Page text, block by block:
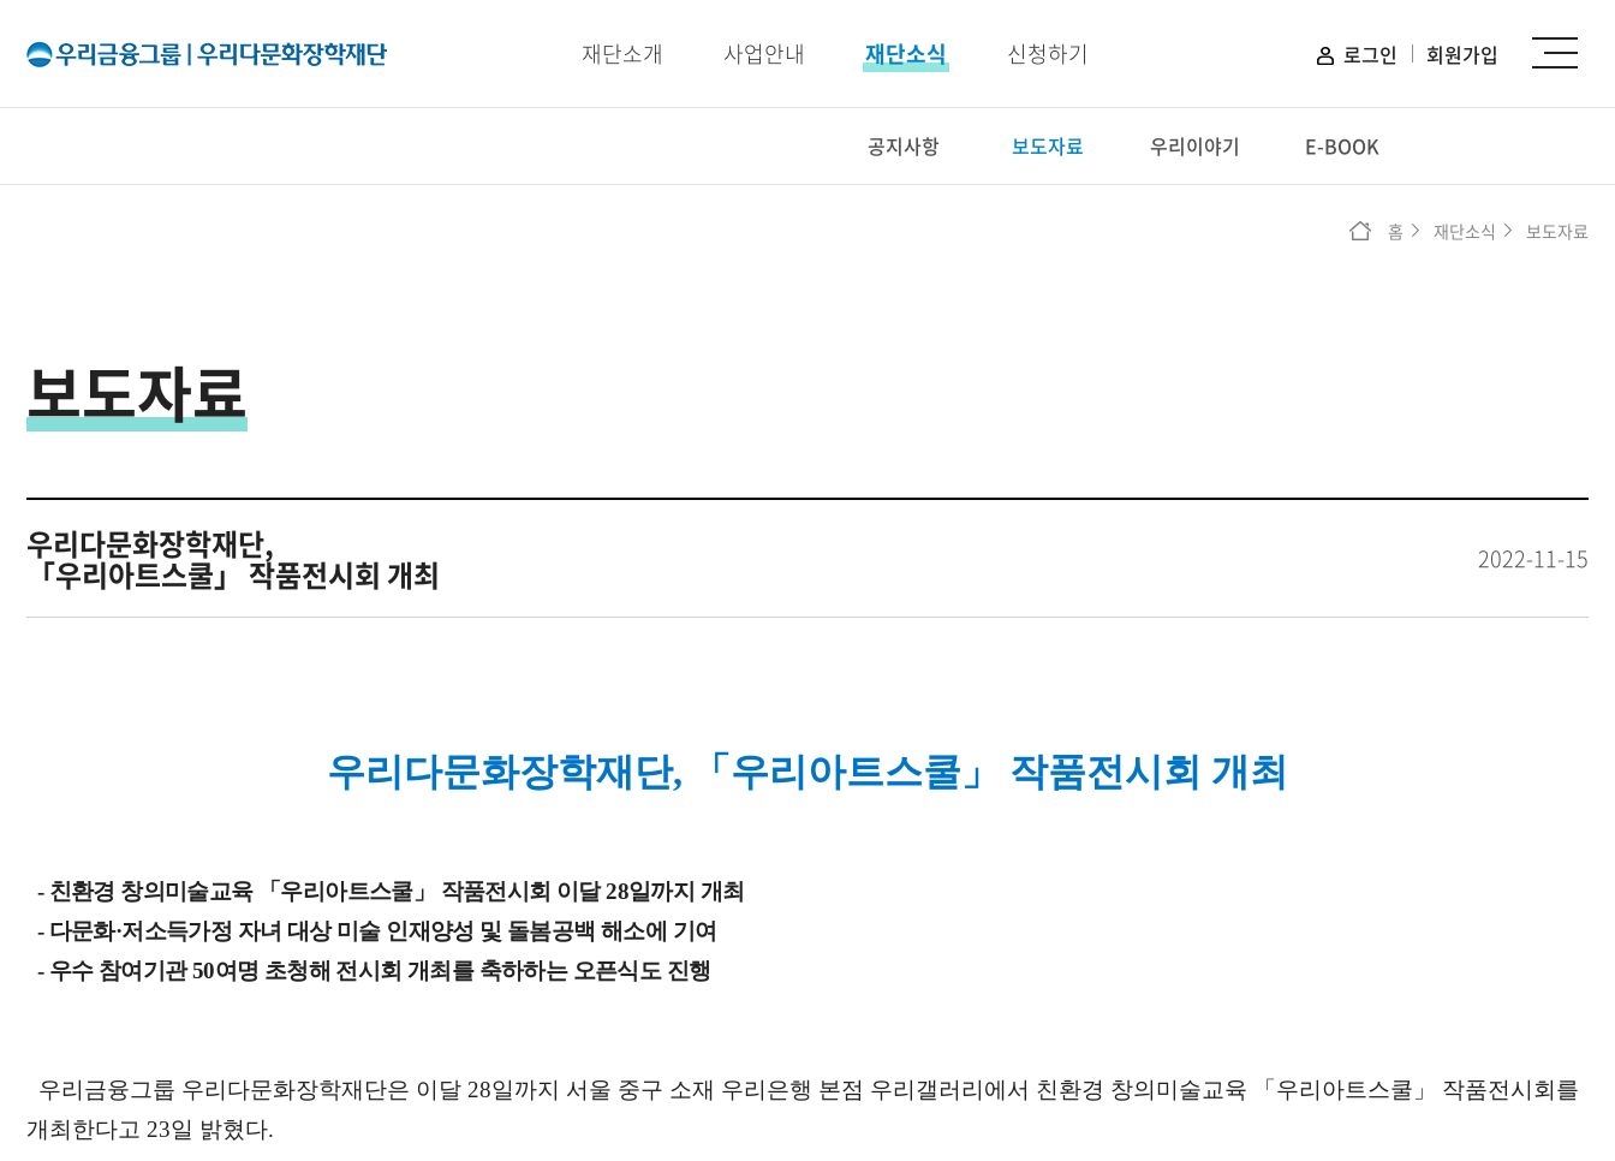
재단소개 사업안내 재단소식 신청하기 로그인 회원가입
오시는길
공지사항 보도자료 우리이야기 E-BOOK
홈 재단소식 보도자료
보도자료
우리다문화장학재단,
「우리아트스쿨」 작품전시회 개최 2022-11-15
우리다문화장학재단, 「우리아트스쿨」 작품전시회 개최
- 친환경 창의미술교육 「우리아트스쿨」 작품전시회 이달 28일까지 개최
- 다문화·저소득가정 자녀 대상 미술 인재양성 및 돌봄공백 해소에 기여
- 우수 참여기관 50여명 초청해 전시회 개최를 축하하는 오픈식도 진행
우리금융그룹 우리다문화장학재단은 이달 28일까지 서울 중구 소재 우리은행 본점 우리갤러리에서 친환경 창의미술교육 「우리아트스쿨」 작품전시회를
개최한다고 23일 밝혔다.